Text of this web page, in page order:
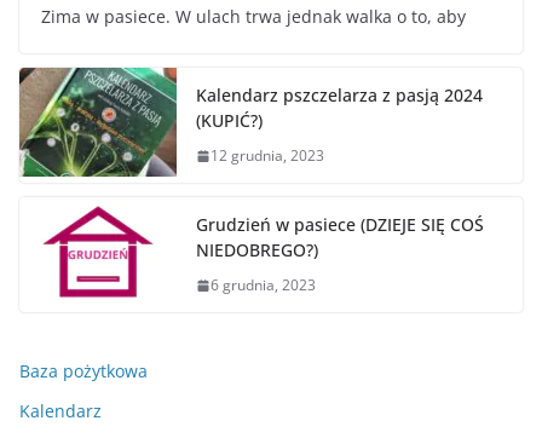
Zima w pasiece. W ulach trwa jednak walka o to, aby
Kalendarz pszczelarza z pasją 2024
(KUPIĆ?)
12 grudnia, 2023
Grudzień w pasiece (DZIEJE SIĘ COŚ
NIEDOBREGO?)
6 grudnia, 2023
Baza pożytkowa
Kalendarz